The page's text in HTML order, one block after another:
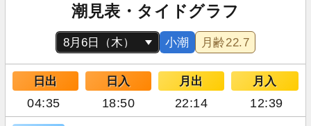
潮見表・タイドグラフ
小潮 月齢22.7
日出 日入 月出 月入
04:35 18:50 22:14 12:39